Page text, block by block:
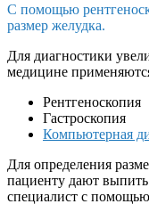
С помощью
размер желудка.
Для диагностики
медицине
Рентгеноскопия
Гастроскопия
Компьютерная
Для определения
пациенту дают
специалист с